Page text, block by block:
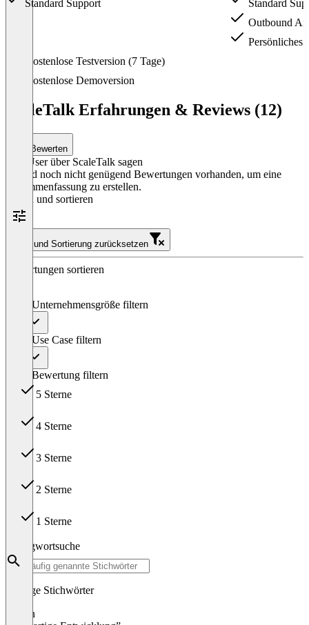
Standard Support
Standard
Outbound
Persönliches
Kostenlose Testversion (7 Tage)
Kostenlose Demoversion
ScaleTalk Erfahrungen & Reviews (12)
Bewerten
Was User über ScaleTalk sagen
Es sind noch nicht genügend Bewertungen vorhanden, um eine
Zusammenfassung zu erstellen.
Filtern und sortieren
Filter und Sortierung zurücksetzen
Bewertungen sortieren
Nach Unternehmensgröße filtern
Nach Use Case filtern
Nach Bewertung filtern
5 Sterne
4 Sterne
3 Sterne
2 Sterne
1 Sterne
Schlagwortsuche
Häufige Stichwörter
telefon